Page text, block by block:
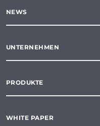
NEWS
UNTERNEHMEN
PRODUKTE
WHITE PAPER